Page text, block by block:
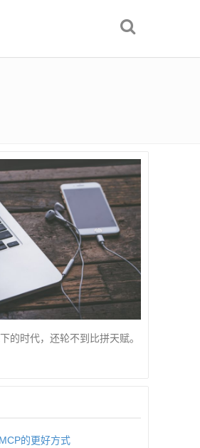
的时代，还轮不到比拼天赋。
的更好方式